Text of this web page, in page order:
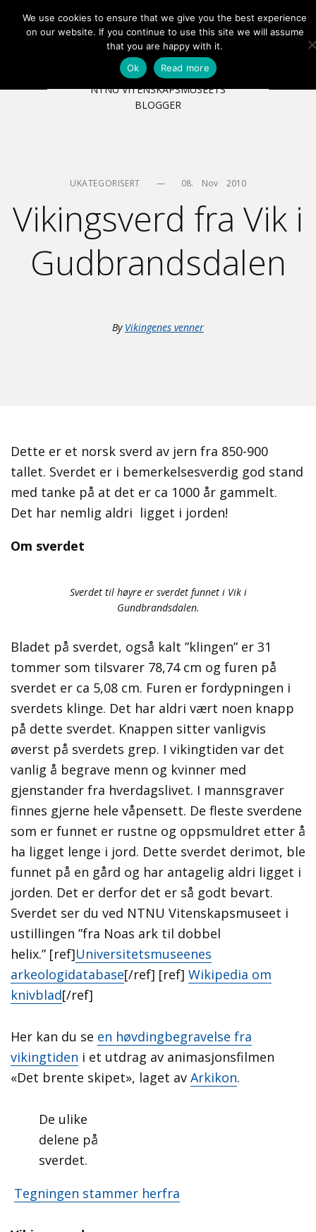
MENY EN NB
NTNU VITENSKAPSMUSEETS
BLOGGER
UKATEGORISERT — 08.    Nov    2010
Vikingsverd fra Vik i
Gudbrandsdalen
By Vikingenes venner
Dette er et norsk sverd av jern fra 850-900
tallet. Sverdet er i bemerkelsesverdig god stand
med tanke på at det er ca 1000 år gammelt.
Det har nemlig aldri ligget i jorden!
Om sverdet
Sverdet til høyre er sverdet funnet i Vik i
Gundbrandsdalen.
Bladet på sverdet, også kalt ”klingen” er 31
tommer som tilsvarer 78,74 cm og furen på
sverdet er ca 5,08 cm. Furen er fordypningen i
sverdets klinge. Det har aldri vært noen knapp
på dette sverdet. Knappen sitter vanligvis
øverst på sverdets grep. I vikingtiden var det
vanlig å begrave menn og kvinner med
gjenstander fra hverdagslivet. I mannsgraver
finnes gjerne hele våpensett. De fleste sverdene
som er funnet er rustne og oppsmuldret etter å
ha ligget lenge i jord. Dette sverdet derimot, ble
funnet på en gård og har antagelig aldri ligget i
jorden. Det er derfor det er så godt bevart.
Sverdet ser du ved NTNU Vitenskapsmuseet i
ustillingen ”fra Noas ark til dobbel
helix.” [ref]Universitetsmuseenes
arkeologidatabase[/ref] [ref] Wikipedia om
knivblad[/ref]
Her kan du se en høvdingbegravelse fra
vikingtiden i et utdrag av animasjonsfilmen
«Det brente skipet», laget av Arkikon.
De ulike
delene på
sverdet.
Tegningen stammer herfra
We use cookies to ensure that we give you the best experience
on our website. If you continue to use this site we will assume
that you are happy with it.
Ok
Read more